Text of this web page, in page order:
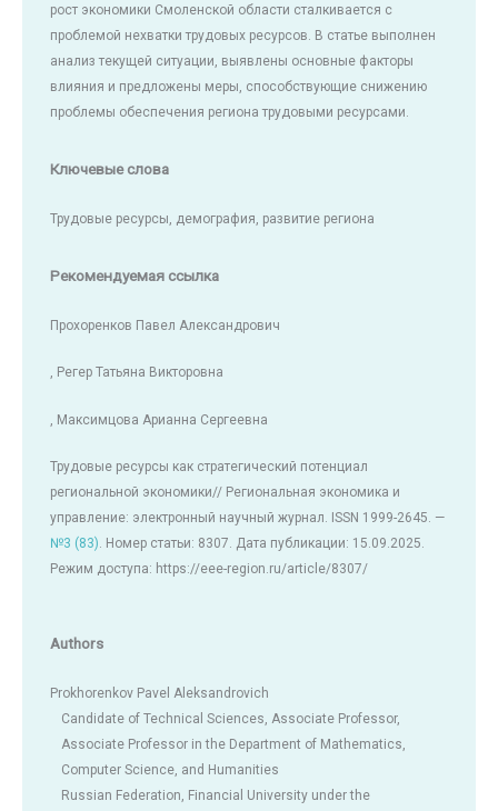
рост экономики Смоленской области сталкивается с
проблемой нехватки трудовых ресурсов. В статье выполнен
анализ текущей ситуации, выявлены основные факторы
влияния и предложены меры, способствующие снижению
проблемы обеспечения региона трудовыми ресурсами.
Ключевые слова
Трудовые ресурсы, демография, развитие региона
Рекомендуемая ссылка
Прохоренков Павел Александрович
, Регер Татьяна Викторовна
, Максимцова Арианна Сергеевна
Трудовые ресурсы как стратегический потенциал
региональной экономики// Региональная экономика и
управление: электронный научный журнал. ISSN 1999-2645. —
№3 (83) . Номер статьи: 8307. Дата публикации: 15.09.2025.
Режим доступа: https://eee-region.ru/article/8307/
Authors
Prokhorenkov Pavel Aleksandrovich
Candidate of Technical Sciences, Associate Professor,
Associate Professor in the Department of Mathematics,
Computer Science, and Humanities
Russian Federation, Financial University under the